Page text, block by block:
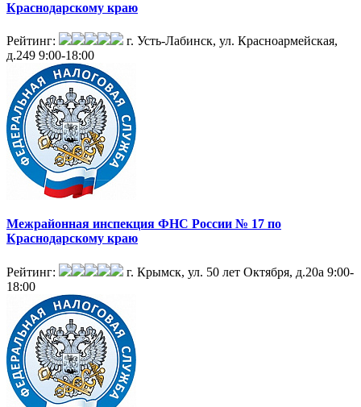
Краснодарскому краю
Рейтинг:
г. Усть-Лабинск, ул. Красноармейская,
д.249 9:00-18:00
Межрайонная инспекция ФНС России № 17 по
Краснодарскому краю
Рейтинг: г. Крымск, ул. 50 лет Октября, д.20а 9:00-
18:00